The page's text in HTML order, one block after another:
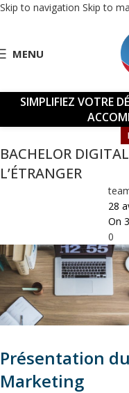
Skip to navigation Skip to
MENU
SIMPLIFIEZ VOTRE
BACHELOR
L’ÉTRANGER
28
On
0
Présentation
Marketing